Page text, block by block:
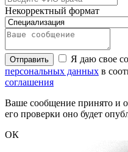
Некорректный формат
Отправить Я даю свое
персональных данных в
соглашения
Ваше сообщение принято и
его проверки оно будет
ОК